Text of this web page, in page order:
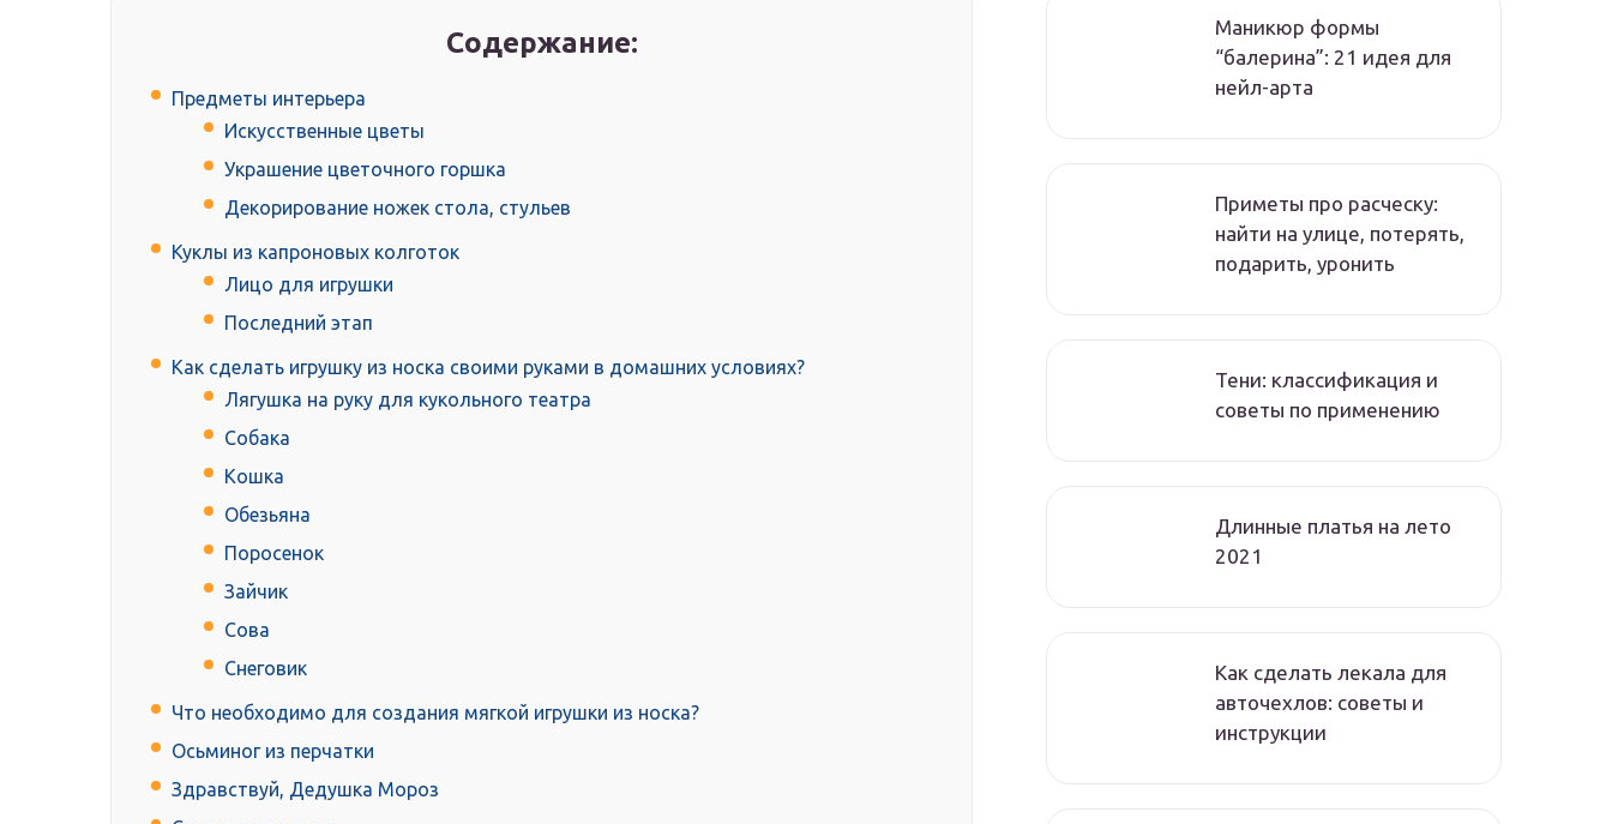
Содержание:
Предметы интерьера
Искусственные цветы
Украшение цветочного горшка
Декорирование ножек стола, стульев
Куклы из капроновых колготок
Лицо для игрушки
Последний этап
Как сделать игрушку из носка своими руками в домашних условиях?
Лягушка на руку для кукольного театра
Собака
Кошка
Обезьяна
Поросенок
Зайчик
Сова
Снеговик
Что необходимо для создания мягкой игрушки из носка?
Осьминог из перчатки
Здравствуй, Дедушка Мороз
Маникюр формы
“балерина”: 21 идея для
нейл-арта
Приметы про расческу:
найти на улице, потерять,
подарить, уронить
Тени: классификация и
советы по применению
Длинные платья на лето
2021
Как сделать лекала для
авточехлов: советы и
инструкции